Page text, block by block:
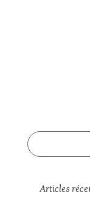
Articles